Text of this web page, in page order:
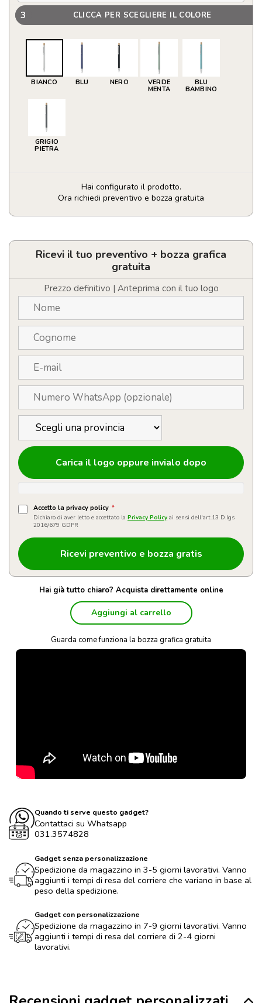
3 CLICCA PER SCEGLIERE IL COLORE
BIANCO BLU NERO
VERDE
MENTA
BLU
BAMBINO
GRIGIO
PIETRA
Hai configurato il prodotto.
Ora richiedi preventivo e bozza gratuita
Penna
in
alluminio
legno
quantità
Ricevi il tuo preventivo + bozza grafica
gratuita
Prezzo definitivo | Anteprima con il tuo logo
Carica il logo oppure invialo dopo
Accetto la privacy policy *
Dichiaro di aver letto e accettato la Privacy Policy ai sensi dell'art.13 D.lgs
2016/679 GDPR
Hai già tutto chiaro? Acquista direttamente online
Aggiungi al carrello
Guarda come funziona la bozza grafica gratuita
Quando ti serve questo gadget?
Contattaci su Whatsapp
031.3574828
Gadget senza personalizzazione
Spedizione da magazzino in 3-5 giorni lavorativi. Vanno
aggiunti i tempi di resa del corriere che variano in base al
peso della spedizione.
Gadget con personalizzazione
Spedizione da magazzino in 7-9 giorni lavorativi. Vanno
aggiunti i tempi di resa del corriere di 2-4 giorni
lavorativi.